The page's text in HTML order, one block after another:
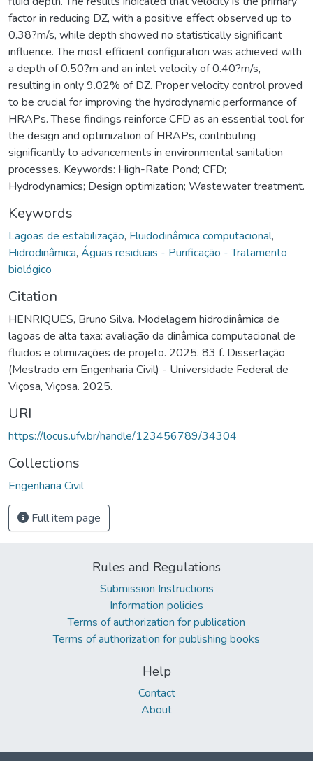
factor in reducing DZ, with a positive effect observed up to
0.38?m/s, while depth showed no statistically significant
influence. The most efficient configuration was achieved with
a depth of 0.50?m and an inlet velocity of 0.40?m/s,
resulting in only 9.02% of DZ. Proper velocity control proved
to be crucial for improving the hydrodynamic performance of
HRAPs. These findings reinforce CFD as an essential tool for
the design and optimization of HRAPs, contributing
significantly to advancements in environmental sanitation
processes. Keywords: High-Rate Pond; CFD;
Hydrodynamics; Design optimization; Wastewater treatment.
Keywords
Lagoas de estabilização, Fluidodinâmica computacional,
Hidrodinâmica, Águas residuais - Purificação - Tratamento
biológico
Citation
HENRIQUES, Bruno Silva. Modelagem hidrodinâmica de
lagoas de alta taxa: avaliação da dinâmica computacional de
fluidos e otimizações de projeto. 2025. 83 f. Dissertação
(Mestrado em Engenharia Civil) - Universidade Federal de
Viçosa, Viçosa. 2025.
URI
https://locus.ufv.br/handle/123456789/34304
Collections
Engenharia Civil
Full item page
Rules and Regulations
Submission Instructions
Information policies
Terms of authorization for publication
Terms of authorization for publishing books
Help
Contact
About